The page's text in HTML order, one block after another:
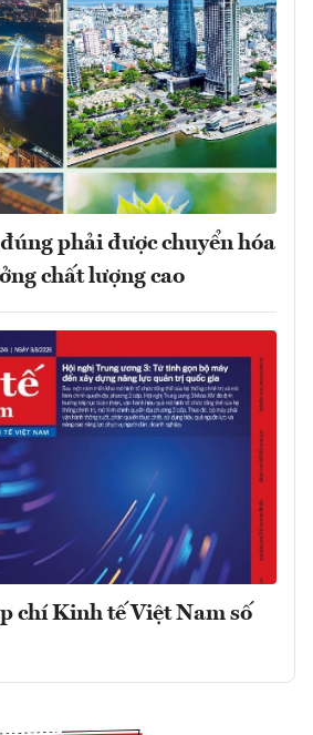
phải được chuyển hóa
chất lượng cao
chí Kinh tế Việt Nam số